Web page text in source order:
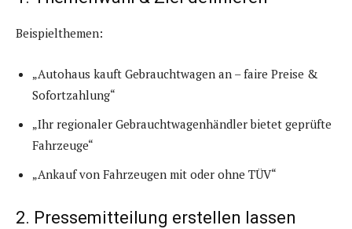
Beispielthemen:
„Autohaus kauft Gebrauchtwagen an – faire Preise &
Sofortzahlung“
„Ihr regionaler Gebrauchtwagenhändler bietet geprüfte
Fahrzeuge“
„Ankauf von Fahrzeugen mit oder ohne TÜV“
2. Pressemitteilung erstellen lassen